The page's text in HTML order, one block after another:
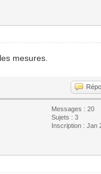
mesures.
Messages : 20
Sujets : 3
Inscription : Jan